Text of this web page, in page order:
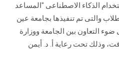
الذكاء الاصطناعى "المساعد
والتى تم تنفيذها بجامعة عين
التعاون بين الجامعة ووزارة
وذلك تحت رعاية أ. د. أيمن